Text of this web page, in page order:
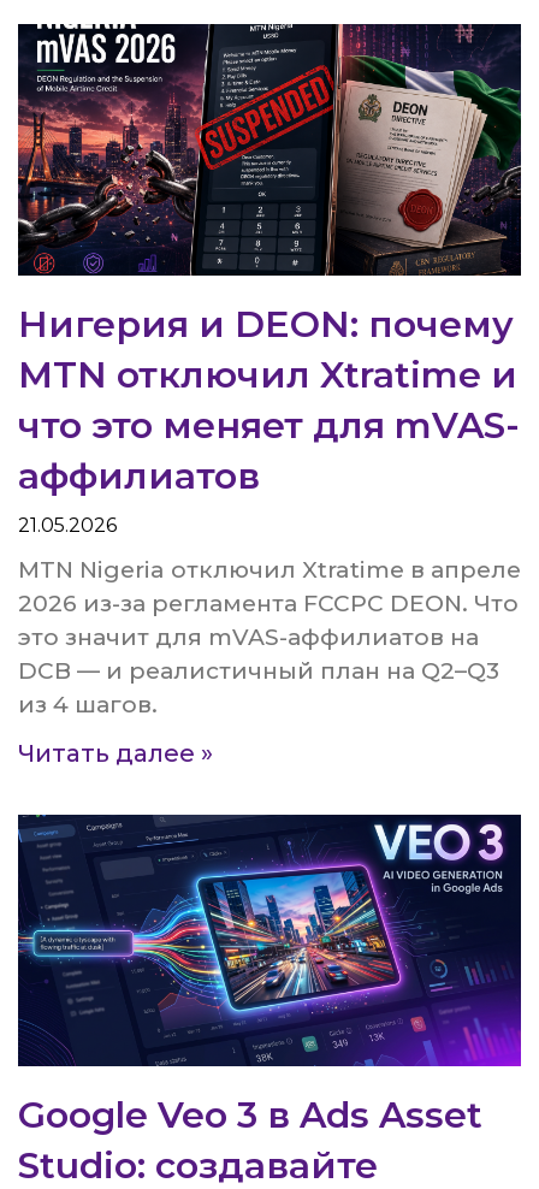
Нигерия и DEON: почему
MTN отключил Xtratime и
что это меняет для mVAS-
аффилиатов
21.05.2026
MTN Nigeria отключил Xtratime в апреле
2026 из-за регламента FCCPC DEON. Что
это значит для mVAS-аффилиатов на
DCB — и реалистичный план на Q2–Q3
из 4 шагов.
Читать далее »
Google Veo 3 в Ads Asset
Studio: создавайте